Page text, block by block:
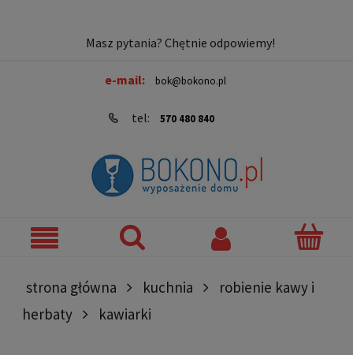
Masz pytania? Chętnie odpowiemy!
e-mail: bok@bokono.pl
tel: 570 480 840
strona główna kuchnia
robienie kawy i
herbaty
kawiarki